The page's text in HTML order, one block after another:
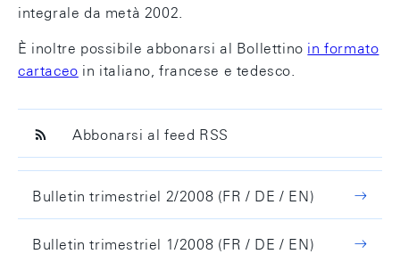
integrale da metà 2002.
È inoltre possibile abbonarsi al Bollettino in formato
cartaceo in italiano, francese e tedesco.
Abbonarsi al feed RSS
Bulletin trimestriel 2/2008 (FR / DE / EN)
Bulletin trimestriel 1/2008 (FR / DE / EN)